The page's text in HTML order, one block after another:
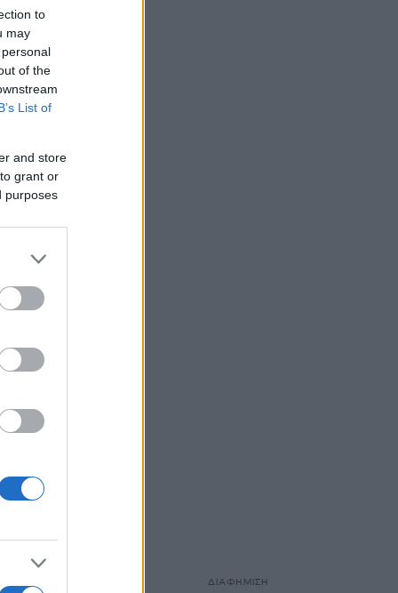
to
may
of the
List of
and store
grant or
purposes
Η
ΔΙΑΦΗΜΙΣΗ